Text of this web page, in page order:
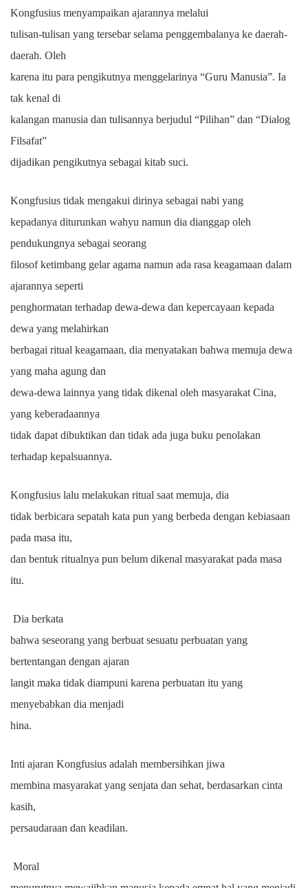
Kongfusius menyampaikan ajarannya melalui
tulisan-tulisan yang tersebar selama penggembalanya ke daerah-
daerah. Oleh
karena itu para pengikutnya menggelarinya “Guru Manusia”. Ia
tak kenal di
kalangan manusia dan tulisannya berjudul “Pilihan” dan “Dialog
Filsafat”
dijadikan pengikutnya sebagai kitab suci.
Kongfusius tidak mengakui dirinya sebagai nabi yang
kepadanya diturunkan wahyu namun dia dianggap oleh
pendukungnya sebagai seorang
filosof ketimbang gelar agama namun ada rasa keagamaan dalam
ajarannya seperti
penghormatan terhadap dewa-dewa dan kepercayaan kepada
dewa yang melahirkan
berbagai ritual keagamaan, dia menyatakan bahwa memuja dewa
yang maha agung dan
dewa-dewa lainnya yang tidak dikenal oleh masyarakat Cina,
yang keberadaannya
tidak dapat dibuktikan dan tidak ada juga buku penolakan
terhadap kepalsuannya.
Kongfusius lalu melakukan ritual saat memuja, dia
tidak berbicara sepatah kata pun yang berbeda dengan kebiasaan
pada masa itu,
dan bentuk ritualnya pun belum dikenal masyarakat pada masa
itu.
Dia berkata
bahwa seseorang yang berbuat sesuatu perbuatan yang
bertentangan dengan ajaran
langit maka tidak diampuni karena perbuatan itu yang
menyebabkan dia menjadi
hina.
Inti ajaran Kongfusius adalah membersihkan jiwa
membina masyarakat yang senjata dan sehat, berdasarkan cinta
kasih,
persaudaraan dan keadilan.
Moral